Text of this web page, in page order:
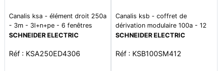
Canalis ksa - élément droit 250a
- 3m - 3l+n+pe - 6 fenêtres
SCHNEIDER ELECTRIC
Réf : KSA250ED4306
Canalis ksb - coffret de
dérivation modulaire 100a - 12
mod. de18mm - 3l+n+pe
SCHNEIDER ELECTRIC
Réf : KSB100SM412